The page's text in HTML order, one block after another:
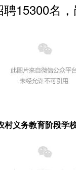
15300名
村义务教育阶段学